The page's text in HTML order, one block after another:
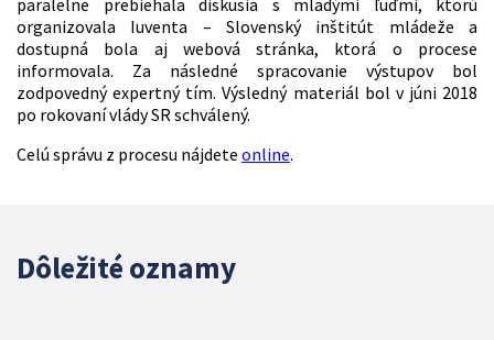
paralelne prebiehala diskusia s mladými ľuďmi, ktorú
organizovala Iuventa – Slovenský inštitút mládeže a
dostupná bola aj webová stránka, ktorá o procese
informovala. Za následné spracovanie výstupov bol
zodpovedný expertný tím. Výsledný materiál bol v júni 2018
po rokovaní vlády SR schválený.
Celú správu z procesu nájdete online.
Dôležité oznamy